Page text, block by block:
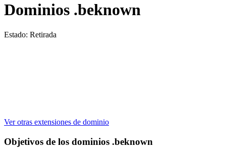
Dominios .beknown
Estado: Retirada
Ver otras extensiones de dominio
Objetivos de los dominios .beknown